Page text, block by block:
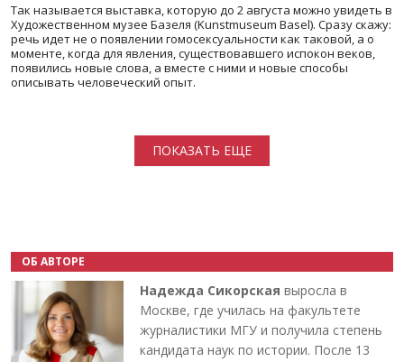
Так называется выставка, которую до 2 августа можно увидеть в
Художественном музее Базеля (Kunstmuseum Basel). Сразу скажу:
речь идет не о появлении гомосексуальности как таковой, а о
моменте, когда для явления, существовавшего испокон веков,
появились новые слова, а вместе с ними и новые способы
описывать человеческий опыт.
ПОКАЗАТЬ ЕЩЕ
ОБ АВТОРЕ
Надежда Сикорская выросла в
Москве, где училась на факультете
журналистики МГУ и получила степень
кандидата наук по истории. После 13